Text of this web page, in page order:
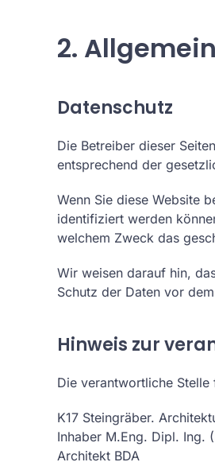
2.
Datenschutz
Die Betreiber dieser
entsprechend der
Wenn Sie diese Website
identifiziert werden
welchem Zweck das
Wir weisen darauf hin,
Schutz der Daten vor
Hinweis zur
Die verantwortliche
K17 Steingräber.
Inhaber M.Eng. Dipl. Ing.
Architekt BDA